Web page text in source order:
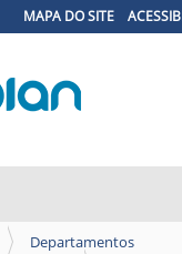
MAPA DO SITE
Departamentos